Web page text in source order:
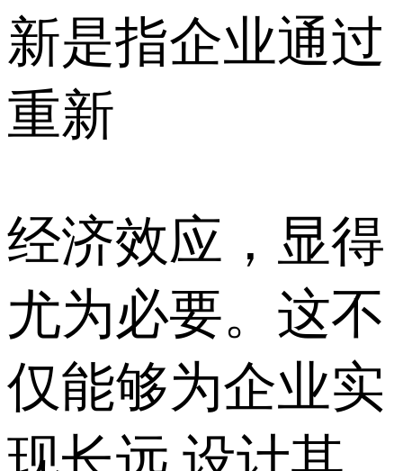
新是指企业通过
重新
经济效应，显得
尤为必要。这不
仅能够为企业实